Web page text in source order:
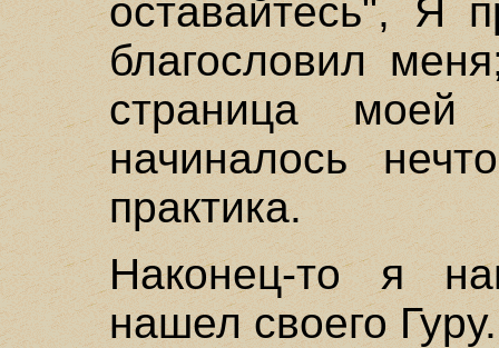
оставайтесь", Я
благословил
страница моей
начиналось
практика.
Наконец-то я
нашел своего Гуру.